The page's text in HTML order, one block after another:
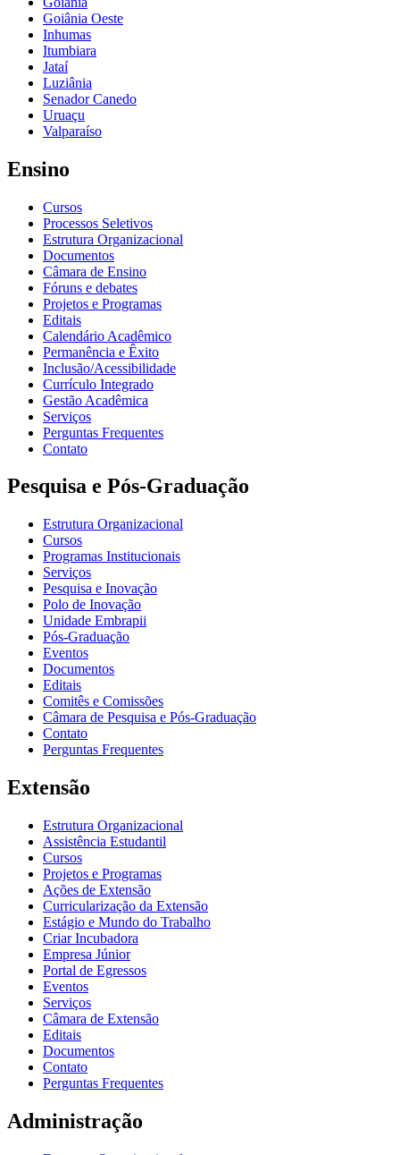
Goiânia Oeste
Inhumas
Itumbiara
Jataí
Luziânia
Senador Canedo
Uruaçu
Valparaíso
Ensino
Cursos
Processos Seletivos
Estrutura Organizacional
Documentos
Câmara de Ensino
Fóruns e debates
Projetos e Programas
Editais
Calendário Acadêmico
Permanência e Êxito
Inclusão/Acessibilidade
Currículo Integrado
Gestão Acadêmica
Serviços
Perguntas Frequentes
Contato
Pesquisa e Pós-Graduação
Estrutura Organizacional
Cursos
Programas Institucionais
Serviços
Pesquisa e Inovação
Polo de Inovação
Unidade Embrapii
Pós-Graduação
Eventos
Documentos
Editais
Comitês e Comissões
Câmara de Pesquisa e Pós-Graduação
Contato
Perguntas Frequentes
Extensão
Estrutura Organizacional
Assistência Estudantil
Cursos
Projetos e Programas
Ações de Extensão
Curricularização da Extensão
Estágio e Mundo do Trabalho
Criar Incubadora
Empresa Júnior
Portal de Egressos
Eventos
Serviços
Câmara de Extensão
Editais
Documentos
Contato
Perguntas Frequentes
Administração